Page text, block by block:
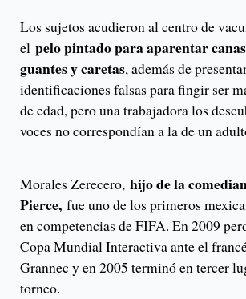
Los sujetos acudieron al centro de
el pelo pintado para aparentar
guantes y caretas, además de
identificaciones falsas para fingir ser
de edad, pero una trabajadora los
voces no correspondían a la de un
Morales Zerecero, hijo de la
Pierce, fue uno de los primeros
en competencias de FIFA. En 2009
Copa Mundial Interactiva ante el
Grannec y en 2005 terminó en tercer
torneo.